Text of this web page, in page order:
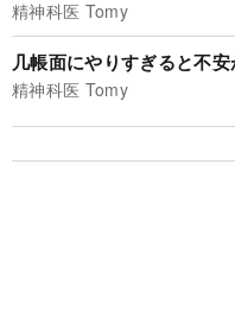
精神科医 Tomy
几帳面にやりすぎると不
精神科医 Tomy